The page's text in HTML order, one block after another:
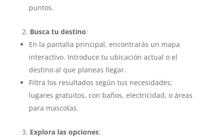
puntos.
Busca tu destino:
En la pantalla principal, encontrarás un mapa
interactivo. Introduce tu ubicación actual o el
destino al que planeas llegar.
Filtra los resultados según tus necesidades:
lugares gratuitos, con baños, electricidad, o áreas
para mascotas.
Explora las opciones: